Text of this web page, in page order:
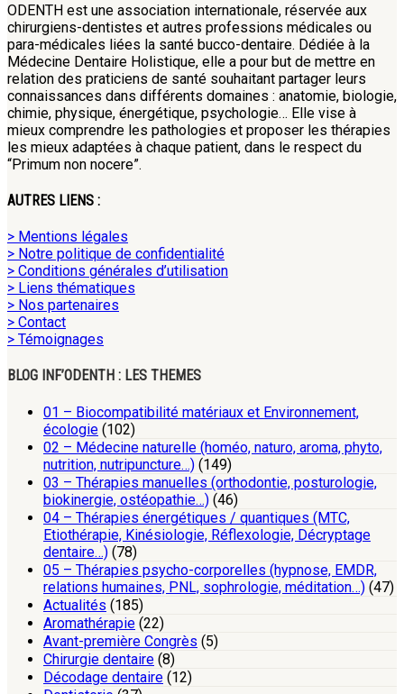
ODENTH est une association internationale, réservée aux
chirurgiens-dentistes et autres professions médicales ou
para-médicales liées la santé bucco-dentaire. Dédiée à la
Médecine Dentaire Holistique, elle a pour but de mettre en
relation des praticiens de santé souhaitant partager leurs
connaissances dans différents domaines : anatomie, biologie,
chimie, physique, énergétique, psychologie… Elle vise à
mieux comprendre les pathologies et proposer les thérapies
les mieux adaptées à chaque patient, dans le respect du
“Primum non nocere”.
AUTRES LIENS :
> Mentions légales
> Notre politique de confidentialité
> Conditions générales d’utilisation
> Liens thématiques
> Nos partenaires
> Contact
> Témoignages
BLOG INF’ODENTH : LES THEMES
01 – Biocompatibilité matériaux et Environnement,
écologie (102)
02 – Médecine naturelle (homéo, naturo, aroma, phyto,
nutrition, nutripuncture…) (149)
03 – Thérapies manuelles (orthodontie, posturologie,
biokinergie, ostéopathie…) (46)
04 – Thérapies énergétiques / quantiques (MTC,
Etiothérapie, Kinésiologie, Réflexologie, Décryptage
dentaire…) (78)
05 – Thérapies psycho-corporelles (hypnose, EMDR,
relations humaines, PNL, sophrologie, méditation…) (47)
Actualités (185)
Aromathérapie (22)
Avant-première Congrès (5)
Chirurgie dentaire (8)
Décodage dentaire (12)